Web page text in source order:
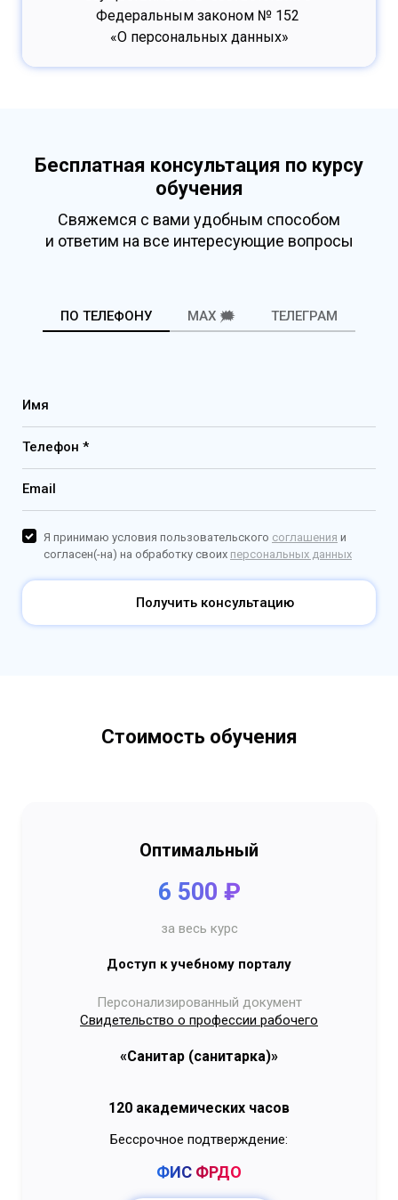
Федеральным законом № 152
«О персональных данных»
Бесплатная консультация по курсу
обучения
Свяжемся с вами удобным способом
и ответим на все интересующие вопросы
ПО ТЕЛЕФОНУ MAX 🗯️ ТЕЛЕГРАМ
Имя
Телефон *
Email
Получить консультацию
Я принимаю условия пользовательского соглашения и
согласен(-на) на обработку своих персональных данных
Стоимость обучения
Оптимальный
6 500 ₽
за весь курс
Доступ к учебному порталу
Персонализированный документ
Свидетельство о профессии рабочего
«Санитар (санитарка)»
120 академических часов
Бессрочное подтверждение:
ФИС ФРДО